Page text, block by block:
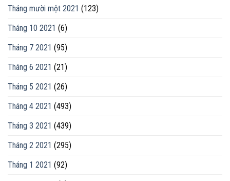
Tháng mười một 2021 (123)
Tháng 10 2021 (6)
Tháng 7 2021 (95)
Tháng 6 2021 (21)
Tháng 5 2021 (26)
Tháng 4 2021 (493)
Tháng 3 2021 (439)
Tháng 2 2021 (295)
Tháng 1 2021 (92)